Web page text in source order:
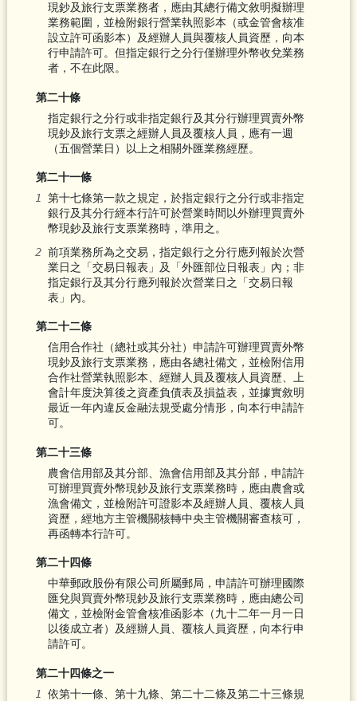
現鈔及旅行支票業務者，應由其總行備文敘明擬辦理
業務範圍，並檢附銀行營業執照影本（或金管會核准
設立許可函影本）及經辦人員與覆核人員資歷，向本
行申請許可。但指定銀行之分行僅辦理外幣收兌業務
者，不在此限。
第二十條
指定銀行之分行或非指定銀行及其分行辦理買賣外幣
現鈔及旅行支票之經辦人員及覆核人員，應有一週
（五個營業日）以上之相關外匯業務經歷。
第二十一條
第十七條第一款之規定，於指定銀行之分行或非指定
銀行及其分行經本行許可於營業時間以外辦理買賣外
幣現鈔及旅行支票業務時，準用之。
前項業務所為之交易，指定銀行之分行應列報於次營
業日之「交易日報表」及「外匯部位日報表」內；非
指定銀行及其分行應列報於次營業日之「交易日報
表」內。
第二十二條
信用合作社（總社或其分社）申請許可辦理買賣外幣
現鈔及旅行支票業務，應由各總社備文，並檢附信用
合作社營業執照影本、經辦人員及覆核人員資歷、上
會計年度決算後之資產負債表及損益表，並據實敘明
最近一年內違反金融法規受處分情形，向本行申請許
可。
第二十三條
農會信用部及其分部、漁會信用部及其分部，申請許
可辦理買賣外幣現鈔及旅行支票業務時，應由農會或
漁會備文，並檢附許可證影本及經辦人員、覆核人員
資歷，經地方主管機關核轉中央主管機關審查核可，
再函轉本行許可。
第二十四條
中華郵政股份有限公司所屬郵局，申請許可辦理國際
匯兌與買賣外幣現鈔及旅行支票業務時，應由總公司
備文，並檢附金管會核准函影本（九十二年一月一日
以後成立者）及經辦人員、覆核人員資歷，向本行申
請許可。
第二十四條之一
依第十一條、第十九條、第二十二條及第二十三條規